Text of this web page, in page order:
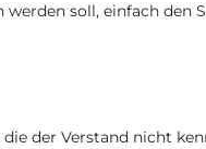
soll, einfach den
die der Verstand nicht